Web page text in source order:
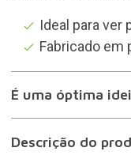
Ideal para ver
Fabricado em
É uma óptima
Descrição do